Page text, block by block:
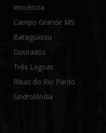
Inocência
Campo Grande MS
Bataguassu
Dourados
Três Lagoas
Ribas do Rio Pardo
Sindrolândia